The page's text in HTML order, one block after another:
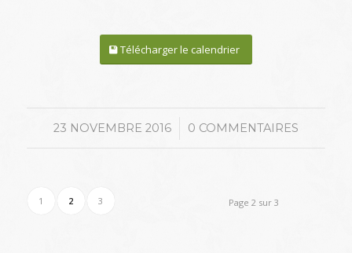
Télécharger le calendrier
23 NOVEMBRE 2016
/ 0 COMMENTAIRES
Page 2 sur 3
1 2 3